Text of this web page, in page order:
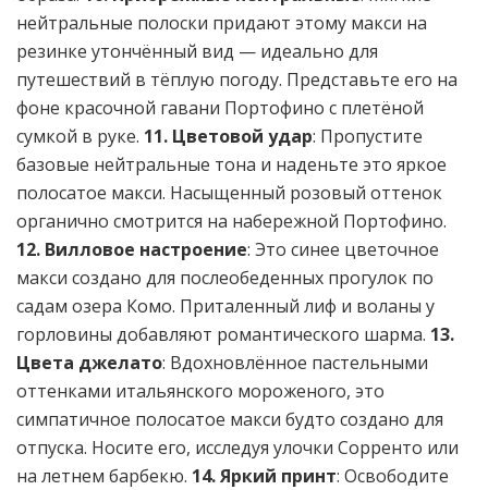
нейтральные полоски придают этому макси на
резинке утончённый вид — идеально для
путешествий в тёплую погоду. Представьте его на
фоне красочной гавани Портофино с плетёной
сумкой в руке. 11. Цветовой удар: Пропустите
базовые нейтральные тона и наденьте это яркое
полосатое макси. Насыщенный розовый оттенок
органично смотрится на набережной Портофино.
12. Вилловое настроение: Это синее цветочное
макси создано для послеобеденных прогулок по
садам озера Комо. Приталенный лиф и воланы у
горловины добавляют романтического шарма. 13.
Цвета джелато: Вдохновлённое пастельными
оттенками итальянского мороженого, это
симпатичное полосатое макси будто создано для
отпуска. Носите его, исследуя улочки Сорренто или
на летнем барбекю. 14. Яркий принт: Освободите